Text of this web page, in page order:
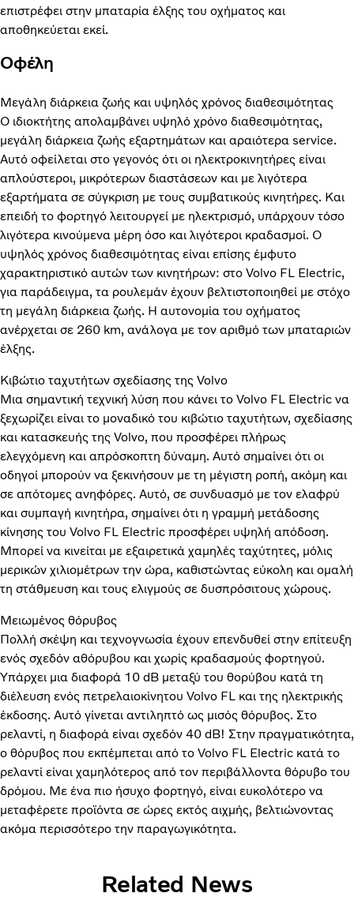
επιστρέφει στην μπαταρία έλξης του οχήματος και
αποθηκεύεται εκεί.
Οφέλη
Μεγάλη διάρκεια ζωής και υψηλός χρόνος διαθεσιμότητας
Ο ιδιοκτήτης απολαμβάνει υψηλό χρόνο διαθεσιμότητας,
μεγάλη διάρκεια ζωής εξαρτημάτων και αραιότερα service.
Αυτό οφείλεται στο γεγονός ότι οι ηλεκτροκινητήρες είναι
απλούστεροι, μικρότερων διαστάσεων και με λιγότερα
εξαρτήματα σε σύγκριση με τους συμβατικούς κινητήρες. Και
επειδή το φορτηγό λειτουργεί με ηλεκτρισμό, υπάρχουν τόσο
λιγότερα κινούμενα μέρη όσο και λιγότεροι κραδασμοί. Ο
υψηλός χρόνος διαθεσιμότητας είναι επίσης έμφυτο
χαρακτηριστικό αυτών των κινητήρων: στο Volvo FL Electric,
για παράδειγμα, τα ρουλεμάν έχουν βελτιστοποιηθεί με στόχο
τη μεγάλη διάρκεια ζωής. Η αυτονομία του οχήματος
ανέρχεται σε 260 km, ανάλογα με τον αριθμό των μπαταριών
έλξης.
Κιβώτιο ταχυτήτων σχεδίασης της Volvo
Μια σημαντική τεχνική λύση που κάνει το Volvo FL Electric να
ξεχωρίζει είναι το μοναδικό του κιβώτιο ταχυτήτων, σχεδίασης
και κατασκευής της Volvo, που προσφέρει πλήρως
ελεγχόμενη και απρόσκοπτη δύναμη. Αυτό σημαίνει ότι οι
οδηγοί μπορούν να ξεκινήσουν με τη μέγιστη ροπή, ακόμη και
σε απότομες ανηφόρες. Αυτό, σε συνδυασμό με τον ελαφρύ
και συμπαγή κινητήρα, σημαίνει ότι η γραμμή μετάδοσης
κίνησης του Volvo FL Electric προσφέρει υψηλή απόδοση.
Μπορεί να κινείται με εξαιρετικά χαμηλές ταχύτητες, μόλις
μερικών χιλιομέτρων την ώρα, καθιστώντας εύκολη και ομαλή
τη στάθμευση και τους ελιγμούς σε δυσπρόσιτους χώρους.
Μειωμένος θόρυβος
Πολλή σκέψη και τεχνογνωσία έχουν επενδυθεί στην επίτευξη
ενός σχεδόν αθόρυβου και χωρίς κραδασμούς φορτηγού.
Υπάρχει μια διαφορά 10 dB μεταξύ του θορύβου κατά τη
διέλευση ενός πετρελαιοκίνητου Volvo FL και της ηλεκτρικής
έκδοσης. Αυτό γίνεται αντιληπτό ως μισός θόρυβος. Στο
ρελαντί, η διαφορά είναι σχεδόν 40 dB! Στην πραγματικότητα,
ο θόρυβος που εκπέμπεται από το Volvo FL Electric κατά το
ρελαντί είναι χαμηλότερος από τον περιβάλλοντα θόρυβο του
δρόμου. Με ένα πιο ήσυχο φορτηγό, είναι ευκολότερο να
μεταφέρετε προϊόντα σε ώρες εκτός αιχμής, βελτιώνοντας
ακόμα περισσότερο την παραγωγικότητα.
Related News